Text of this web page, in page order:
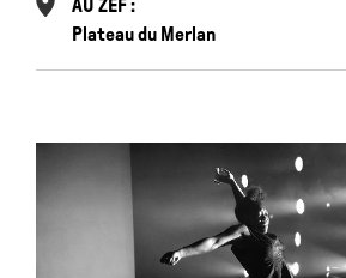
AU ZEF :
Plateau du Merlan